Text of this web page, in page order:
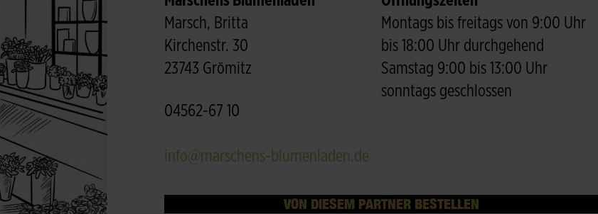
Marsch, Britta
Kirchenstr. 30
23743 Grömitz
04562-67 10
info@marschens-blumenladen.de
Montags bis freitags von 9:00 Uhr
bis 18:00 Uhr durchgehend
Samstag 9:00 bis 13:00 Uhr
sonntags geschlossen
VON DIESEM PARTNER BESTELLEN